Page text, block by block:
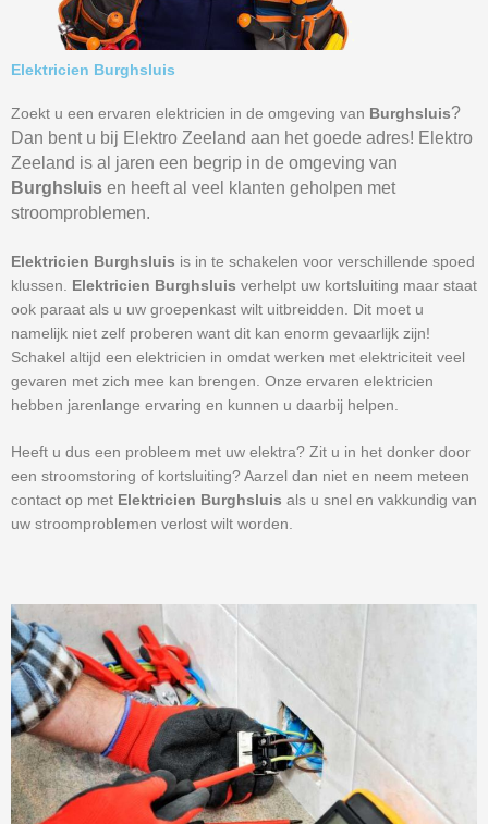
Elektricien Burghsluis
Zoekt u een ervaren elektricien in de omgeving van Burghsluis?
Dan bent u bij Elektro Zeeland aan het goede adres! Elektro
Zeeland is al jaren een begrip in de omgeving van
Burghsluis en heeft al veel klanten geholpen met
stroomproblemen.
Elektricien Burghsluis is in te schakelen voor verschillende spoed
klussen. Elektricien Burghsluis verhelpt uw kortsluiting maar staat
ook paraat als u uw groepenkast wilt uitbreidden. Dit moet u
namelijk niet zelf proberen want dit kan enorm gevaarlijk zijn!
Schakel altijd een elektricien in omdat werken met elektriciteit veel
gevaren met zich mee kan brengen. Onze ervaren elektricien
hebben jarenlange ervaring en kunnen u daarbij helpen.
Heeft u dus een probleem met uw elektra? Zit u in het donker door
een stroomstoring of kortsluiting? Aarzel dan niet en neem meteen
contact op met Elektricien Burghsluis als u snel en vakkundig van
uw stroomproblemen verlost wilt worden.